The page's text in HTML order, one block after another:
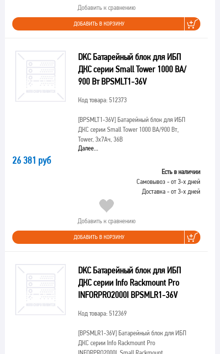
Добавить к сравнению
ДОБАВИТЬ В КОРЗИНУ
DKC Батарейный блок для ИБП
ДКС серии Small Tower 1000 ВА/
900 Вт BPSMLT1-36V
Код товара: 512373
[BPSMLT1-36V]Батарейный блок для ИБП
ДКС серии Small Tower 1000 ВА/900 Вт,
Tower, 3х7Ач, 36В
Далее...
26 381 руб
Есть в наличии
Самовывоз - от 3-х дней
Доставка - от 3-х дней
Добавить к сравнению
ДОБАВИТЬ В КОРЗИНУ
DKC Батарейный блок для ИБП
ДКС серии Info Rackmount Pro
INFORPRO2000I BPSMLR1-36V
Код товара: 512369
[BPSMLR1-36V]Батарейный блок для ИБП
ДКС серии Info Rackmount Pro